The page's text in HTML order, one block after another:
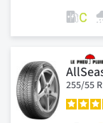
255/55